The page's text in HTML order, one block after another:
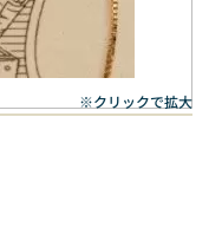
※クリックで拡大